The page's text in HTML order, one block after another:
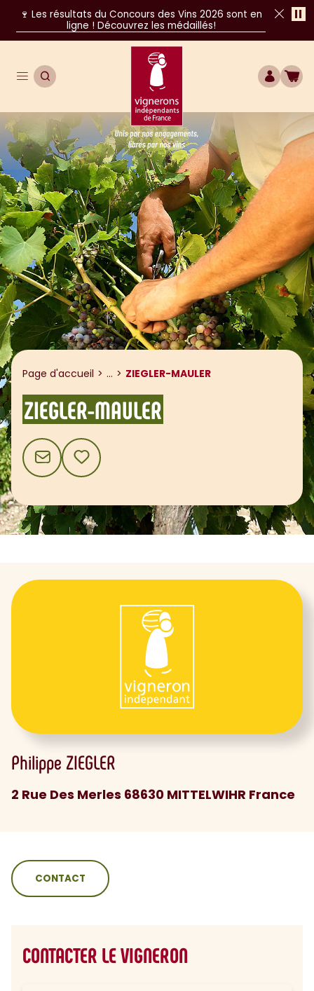
🍷 Les résultats du Concours des Vins 2026 sont en
ligne ! Découvrez les médaillés!
Ouvrir le menu de navigation
OUVRIR LA RECHERCHE
Unis par nos engagements, libres par
COMPTE
Page d'accueil ... Afficher le fil d'ariane
ZIEGLER-MAULER
ZIEGLER-MAULER
CONTACTAJOUTER AUX FAVORIS
Philippe ZIEGLER
2 Rue Des Merles 68630 MITTELWIHR France
sommaire
CONTACT
CONTACTER LE VIGNERON